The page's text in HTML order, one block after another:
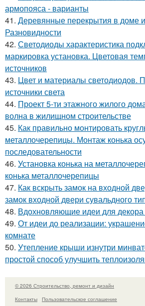
армопояса - варианты
41. Деревянные перекрытия в доме
Разновидности
42. Светодиоды характеристика
маркировка установка. Цветовая
источников
43. Цвет и материалы светодиодов.
источники света
44. Проект 5-ти этажного жилого
волна в жилищном строительстве
45. Как правильно монтировать
металлочерепицы. Монтаж конька
последовательности
46. Установка конька на
конька металлочерепицы
47. Как вскрыть замок на входной
замок входной двери сувальдного
48. Вдохновляющие идеи для декора
49. От идеи до реализации:
комнате
50. Утепление крыши изнутри
простой способ улучшить
© 2026 Строительство, ремонт и дизайн
Контакты
Пользовательское соглашение